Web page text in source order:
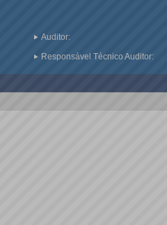
Auditor:
Responsável Técnico Auditor: